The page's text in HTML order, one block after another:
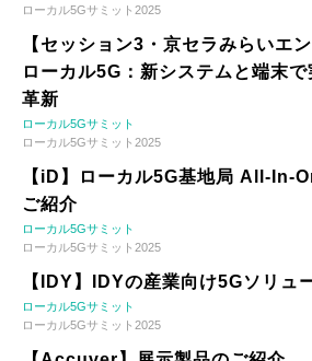
ローカル5Gサミット2025
【セッション3・京セラみらいエ
ローカル5G：新システムと端末
革新
ローカル5Gサミット
ローカル5Gサミット2025
【iD】ローカル5G基地局 All-In-
ご紹介
ローカル5Gサミット
ローカル5Gサミット2025
【IDY】IDYの産業向け5Gソリュ
ローカル5Gサミット
ローカル5Gサミット2025